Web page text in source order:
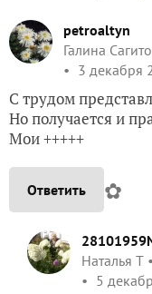
petroaltyn
Галина
3 декабря
С трудом
Но получается и
Мои +++++
Ответить ✿
Наталья Т
5